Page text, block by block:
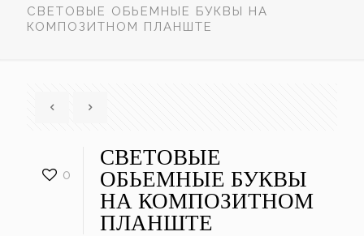
СВЕТОВЫЕ ОБЬЕМНЫЕ БУКВЫ НА
КОМПОЗИТНОМ ПЛАНШТЕ
0
СВЕТОВЫЕ
ОБЬЕМНЫЕ БУКВЫ
НА КОМПОЗИТНОМ
ПЛАНШТЕ